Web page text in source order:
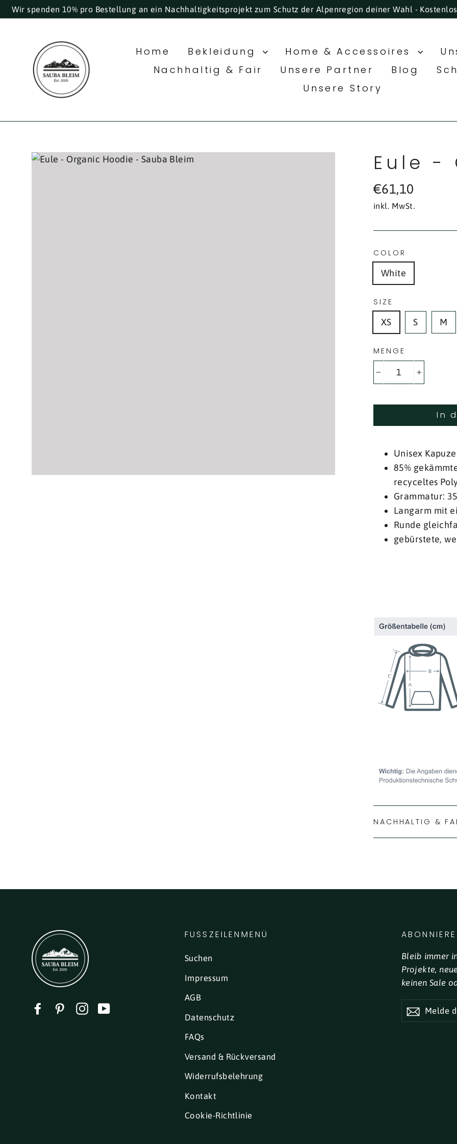
Direkt
zum
Wir spenden 10% pro Bestellung an ein Nachhaltigkeitsprojekt zum Schutz der Alpenregion deiner Wahl -
Home Bekleidung Home & Accessoires
Nachhaltig & Fair
Unsere Partner Blog
Unsere Story
Eule -
Normaler
Preis
€61,10
inkl. MwSt.
COLOR
White
SIZE
XS S M
MENGE
In
Unisex
85%
recyceltes
Grammatur:
Langarm mit
Runde
gebürstete,
NACHHALTIG &
FacebookPinterestInstagram
FUSSZEILENMENÜ
Suchen
Impressum
AGB
Datenschutz
FAQs
Versand & Rückversand
Widerrufsbelehrung
Kontakt
Cookie-Richtlinie
Bleib immer
Projekte,
keinen Sale
DICH
FÜR